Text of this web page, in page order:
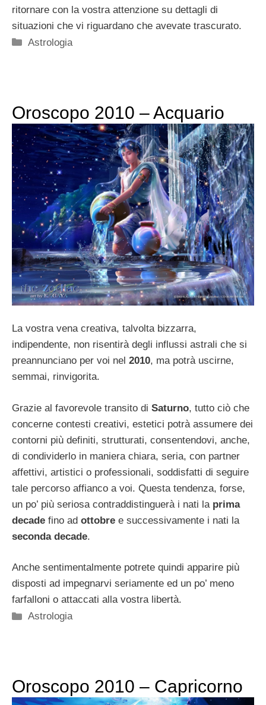
ritornare con la vostra attenzione su dettagli di
situazioni che vi riguardano che avevate trascurato.
Categorie
Astrologia
Oroscopo 2010 – Acquario
La vostra vena creativa, talvolta bizzarra,
indipendente, non risentirà degli influssi astrali che si
preannunciano per voi nel 2010, ma potrà uscirne,
semmai, rinvigorita.
Grazie al favorevole transito di Saturno, tutto ciò che
concerne contesti creativi, estetici potrà assumere dei
contorni più definiti, strutturati, consentendovi, anche,
di condividerlo in maniera chiara, seria, con partner
affettivi, artistici o professionali, soddisfatti di seguire
tale percorso affianco a voi. Questa tendenza, forse,
un po’ più seriosa contraddistinguerà i nati la prima
decade fino ad ottobre e successivamente i nati la
seconda decade.
Anche sentimentalmente potrete quindi apparire più
disposti ad impegnarvi seriamente ed un po’ meno
farfalloni o attaccati alla vostra libertà.
Categorie
Astrologia
Oroscopo 2010 – Capricorno